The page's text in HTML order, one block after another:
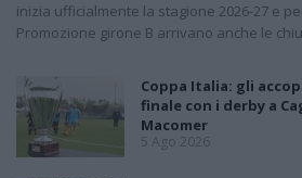
inizia ufficialmente la stagione 2026-27 e
Promozione girone B arrivano anche le
Coppa Italia: gli
finale con i derby a
Macomer
5 Ago 2026